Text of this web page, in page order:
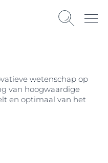
wetenschap op
van hoogwaardige
en optimaal van het